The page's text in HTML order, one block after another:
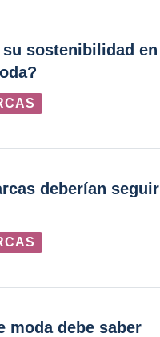
sostenibilidad en
deberían seguir
moda debe saber